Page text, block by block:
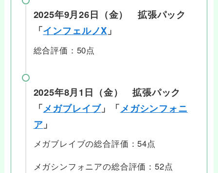
2025年9月26日（金） 拡張パック
「インフェルノX 」
総合評価：50点
2025年8月1日（金） 拡張パック
「メガブレイブ」「メガシンフォニ
ア 」
メガブレイブの総合評価：54点
メガシンフォニアの総合評価：52点